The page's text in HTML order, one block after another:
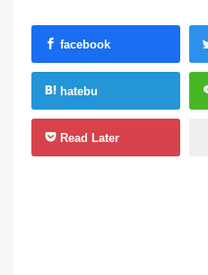
facebook
hatebu
Read Later